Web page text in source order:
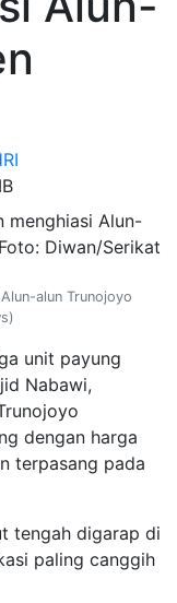
alun Trunojoyo
unit payung
Nabawi,
dengan harga
terpasang pada
tengah digarap di
paling canggih